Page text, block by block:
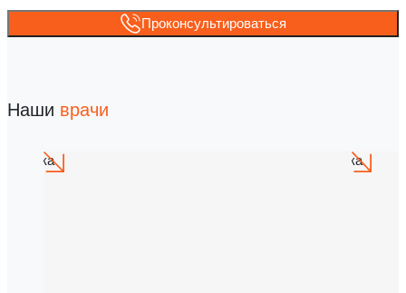
Проконсультироваться
Наши врачи